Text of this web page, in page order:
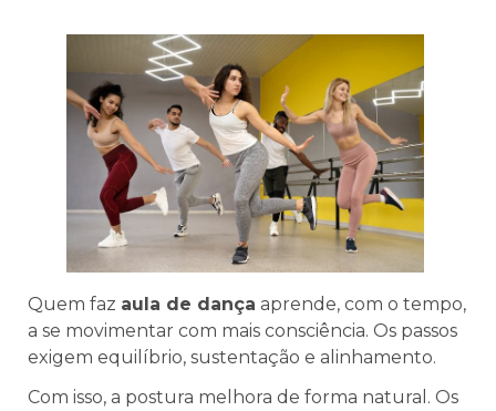
Quem faz aula de dança aprende, com o tempo,
a se movimentar com mais consciência. Os passos
exigem equilíbrio, sustentação e alinhamento.
Com isso, a postura melhora de forma natural. Os